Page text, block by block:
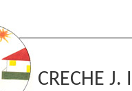
CRECHE J.